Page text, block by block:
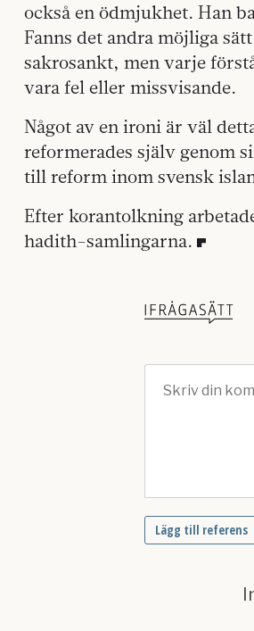
också en ödmjukhet. Han
Fanns det andra möjliga
sakrosankt, men varje
vara fel eller missvisande.
Något av en ironi är väl
reformerades själv genom
till reform inom svensk
Efter korantolkning
hadith-samlingarna.